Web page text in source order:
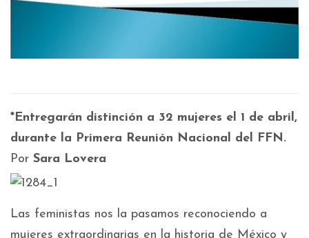
*Entregarán distinción a 32 mujeres el 1 de abril,
durante la Primera Reunión Nacional del FFN.
Por Sara Lovera
Las feministas nos la pasamos reconociendo a
mujeres extraordinarias en la historia de México y